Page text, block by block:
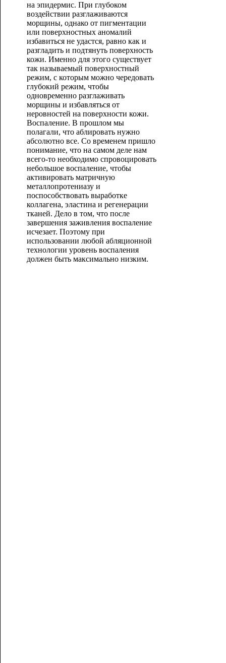
на эпидермис. При глубоком
воздействии разглаживаются
морщины, однако от пигментации
или поверхностных аномалий
избавиться не удастся, равно как и
разгладить и подтянуть поверхность
кожи. Именно для этого существует
так называемый поверхностный
режим, с которым можно чередовать
глубокий режим, чтобы
одновременно разглаживать
морщины и избавляться от
неровностей на поверхности кожи.
Воспаление. В прошлом мы
полагали, что аблировать нужно
абсолютно все. Со временем пришло
понимание, что на самом деле нам
всего-то необходимо спровоцировать
небольшое воспаление, чтобы
активировать матричную
металлопротениазу и
поспособствовать выработке
коллагена, эластина и регенерации
тканей. Дело в том, что после
завершения заживления воспаление
исчезает. Поэтому при
использовании любой абляционной
технологии уровень воспаления
должен быть максимально низким.